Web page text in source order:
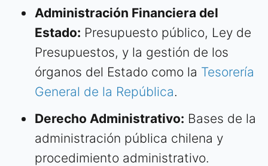
Administración Financiera del
Estado: Presupuesto público, Ley de
Presupuestos, y la gestión de los
órganos del Estado como la Tesorería
General de la República.
Derecho Administrativo: Bases de la
administración pública chilena y
procedimiento administrativo.